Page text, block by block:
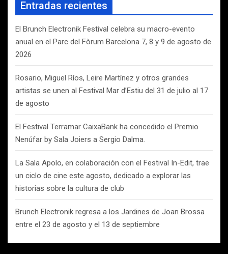
r
Entradas recientes
El Brunch Electronik Festival celebra su macro-evento
anual en el Parc del Fòrum Barcelona 7, 8 y 9 de agosto de
2026
Rosario, Miguel Ríos, Leire Martínez y otros grandes
artistas se unen al Festival Mar d’Estiu del 31 de julio al 17
de agosto
El Festival Terramar CaixaBank ha concedido el Premio
Nenúfar by Sala Joiers a Sergio Dalma.
La Sala Apolo, en colaboración con el Festival In-Edit, trae
un ciclo de cine este agosto, dedicado a explorar las
historias sobre la cultura de club
Brunch Electronik regresa a los Jardines de Joan Brossa
entre el 23 de agosto y el 13 de septiembre